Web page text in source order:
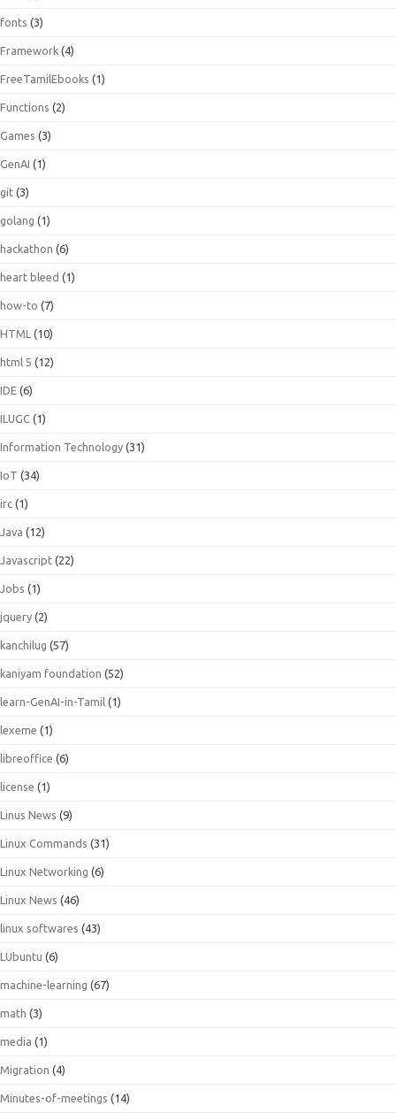
fonts (3)
Framework (4)
FreeTamilEbooks (1)
Functions (2)
Games (3)
GenAI (1)
git (3)
golang (1)
hackathon (6)
heart bleed (1)
how-to (7)
HTML (10)
html 5 (12)
IDE (6)
ILUGC (1)
Information Technology (31)
IoT (34)
irc (1)
Java (12)
Javascript (22)
Jobs (1)
jquery (2)
kanchilug (57)
kaniyam foundation (52)
learn-GenAI-in-Tamil (1)
lexeme (1)
libreoffice (6)
license (1)
Linus News (9)
Linux Commands (31)
Linux Networking (6)
Linux News (46)
linux softwares (43)
LUbuntu (6)
machine-learning (67)
math (3)
media (1)
Migration (4)
Minutes-of-meetings (14)